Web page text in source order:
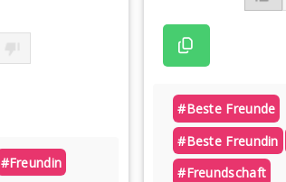
#freundin
#beste Freunde
#beste Freundin
#freundschaft